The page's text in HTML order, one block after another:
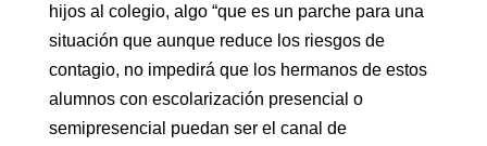
hijos al colegio, algo “que es un parche para una
situación que aunque reduce los riesgos de
contagio, no impedirá que los hermanos de estos
alumnos con escolarización presencial o
semipresencial puedan ser el canal de